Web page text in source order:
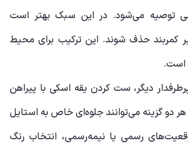
توصیه می‌شود. در این سبک بهتر است
کمربند حذف شوند. این ترکیب برای محیط
است.
دیگر، ست کردن یقه اسکی با پیراهن
دو گزینه می‌توانند جلوه‌ای خاص به استایل
رسمی یا نیمه‌رسمی، انتخاب رنگ